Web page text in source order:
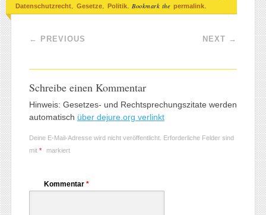
Datenschutzrecht Gesetze Politik . Bookmark the permalink
Post navigation
← PREVIOUS NEXT →
Schreibe einen Kommentar
Hinweis: Gesetzes- und Rechtsprechungszitate werden
automatisch über dejure.org verlinkt
Deine E-Mail-Adresse wird nicht veröffentlicht. Erforderliche Felder sind
mit * markiert
Kommentar *